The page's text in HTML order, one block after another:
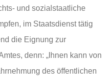
und sozialstaatliche
im Staatsdienst tätig
die Eignung zur
denn: „Ihnen kann von
des öffentlichen